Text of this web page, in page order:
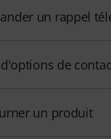
un rappel
de
un produit